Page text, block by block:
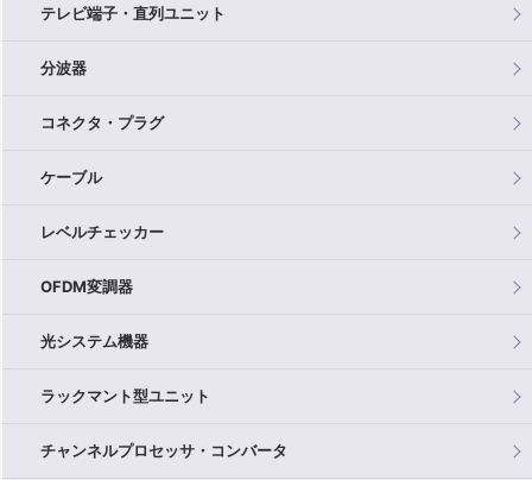
テレビ端子・直列ユニット
分波器
コネクタ・プラグ
ケーブル
レベルチェッカー
OFDM変調器
光システム機器
ラックマント型ユニット
チャンネルプロセッサ・コンバータ